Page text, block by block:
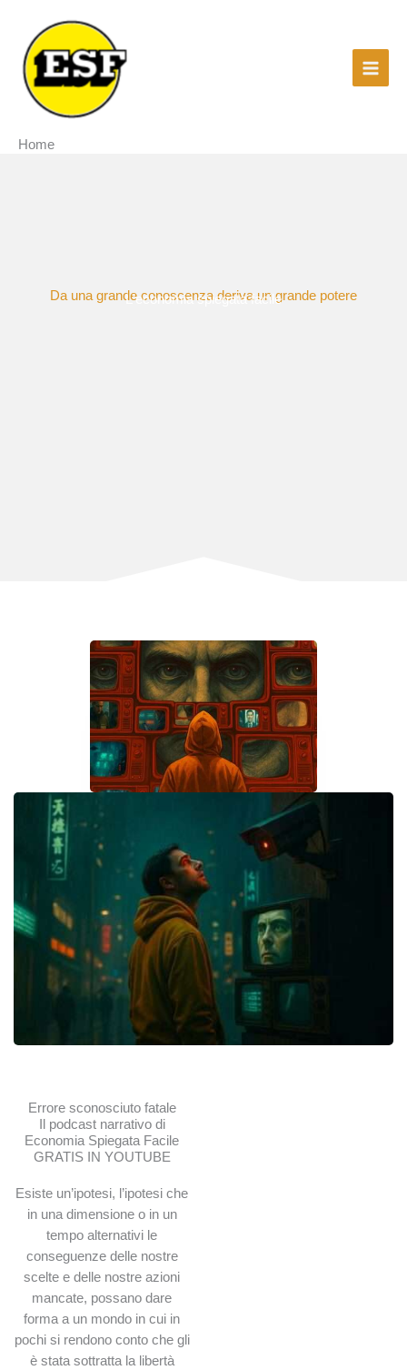
contenuto
Home
Da una grande conoscenza deriva un grande potere
L'economia spiegata facile
Errore sconosciuto fatale
Il podcast narrativo di
Economia Spiegata Facile
GRATIS IN YOUTUBE
Esiste un’ipotesi, l’ipotesi che
in una dimensione o in un
tempo alternativi le
conseguenze delle nostre
scelte e delle nostre azioni
mancate, possano dare
forma a un mondo in cui in
pochi si rendono conto che gli
è stata sottratta la libertà